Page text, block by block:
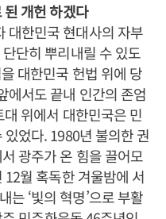
개헌 하겠다
대한민국 현대사의 자부
단히 뿌리내릴 수 있도
대한민국 헌법 위에 당
에서도 끝내 인간의 존엄
위에서 대한민국은 민
었다. 1980년 불의한 권
광주가 온 힘을 끌어모
월 혹독한 겨울밤에 서
는 ‘빛의 혁명’으로 부활